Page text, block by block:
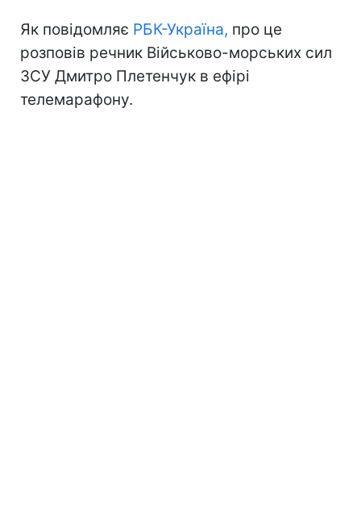
Як повідомляє РБК-Україна, про це
розповів речник Військово-морських сил
ЗСУ Дмитро Плетенчук в ефірі
телемарафону.